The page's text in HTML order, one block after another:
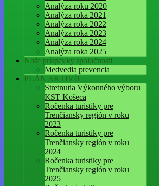
Analýza roku 2020
Analýza roka 2021
Analýza roka 2022
Analýza roka 2023
Analýza roka 2024
Analýza roka 2025
Naše príspevky spoločnosti
Medvedia prevencia
PLÁN AKTIVÍT
Stretnutia Výkonného výboru
KST Košeca
Ročenka turistiky pre
Trenčiansky región v roku
2023
Ročenka turistiky pre
Trenčiansky región v roku
2024
Ročenka turistiky pre
Trenčiansky región v roku
2025